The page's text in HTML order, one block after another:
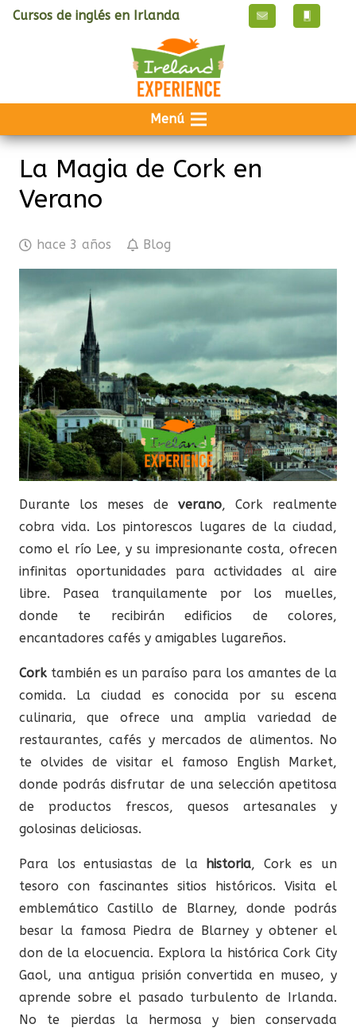
Cursos de inglés en Irlanda
Menú
La Magia de Cork en
Verano
hace 3 años Blog
Durante los meses de verano, Cork realmente
cobra vida. Los pintorescos lugares de la ciudad,
como el río Lee, y su impresionante costa, ofrecen
infinitas oportunidades para actividades al aire
libre. Pasea tranquilamente por los muelles,
donde te recibirán edificios de colores,
encantadores cafés y amigables lugareños.
Cork también es un paraíso para los amantes de la
comida. La ciudad es conocida por su escena
culinaria, que ofrece una amplia variedad de
restaurantes, cafés y mercados de alimentos. No
te olvides de visitar el famoso English Market,
donde podrás disfrutar de una selección apetitosa
de productos frescos, quesos artesanales y
golosinas deliciosas.
Para los entusiastas de la historia, Cork es un
tesoro con fascinantes sitios históricos. Visita el
emblemático Castillo de Blarney, donde podrás
besar la famosa Piedra de Blarney y obtener el
don de la elocuencia. Explora la histórica Cork City
Gaol, una antigua prisión convertida en museo, y
aprende sobre el pasado turbulento de Irlanda.
No te pierdas la hermosa y bien conservada